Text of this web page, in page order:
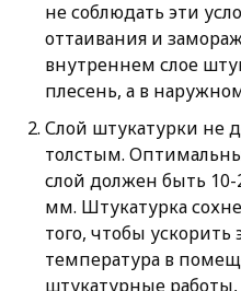
не соблюдать эти
оттаивания и
внутреннем слое
плесень, а в
Слой штукатурки не
толстым.
слой должен быть
мм. Штукатурка
того, чтобы ускорить
температура в
штукатурные